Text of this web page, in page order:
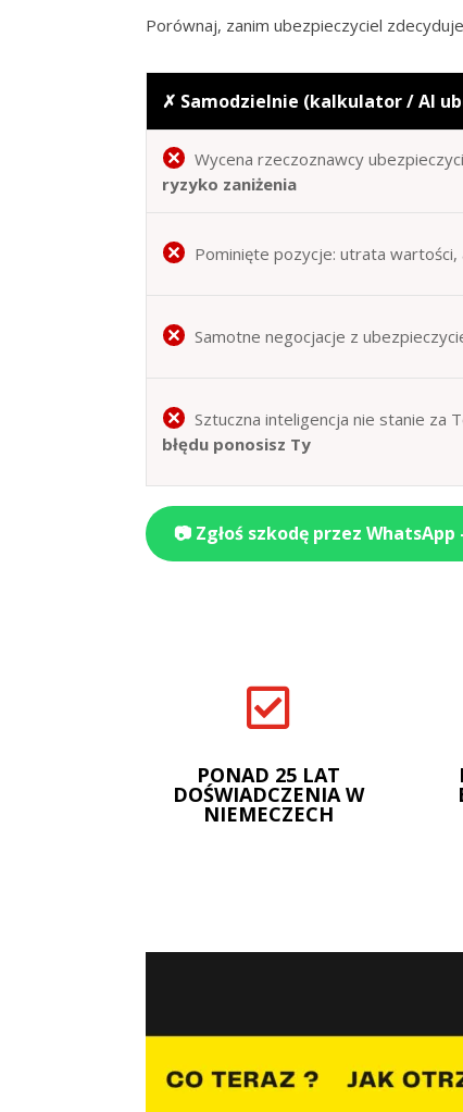
Porównaj, zanim ubezpieczyciel
✗ Samodzielnie (kalkulator / AI
Wycena rzeczoznawcy
ryzyko zaniżenia
Pominięte pozycje: utrata
Samotne negocjacje z
Sztuczna inteligencja nie stanie za
błędu ponosisz Ty
📷 Zgłoś szkodę przez

PONAD 25 LAT
DOŚWIADCZENIA W
NIEMECZECH